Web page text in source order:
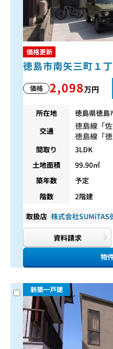
価格更新
徳島市南矢三町１
価格 2,098万円
所在地
徳島県徳島
交通
徳島線 「
徳島線 「
間取り
3LDK
土地面積
99.90㎡
築年数
予定
階数
2階建
取扱店 株式会社SUMiTAS
資料請求
物
新築一戸建